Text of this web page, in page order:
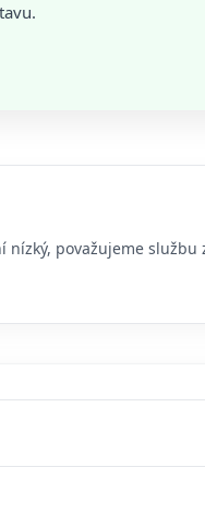
nízký, považujeme službu